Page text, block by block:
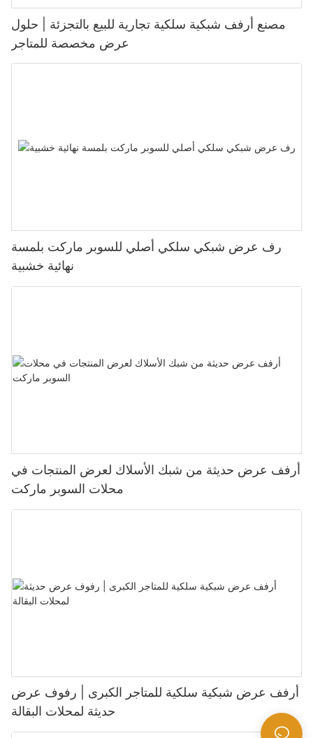
مصنع أرفف شبكية سلكية تجارية للبيع بالتجزئة | حلول
عرض مخصصة للمتاجر
رف عرض شبكي سلكي أصلي للسوبر ماركت بلمسة
نهائية خشبية
أرفف عرض حديثة من شبك الأسلاك لعرض المنتجات في
محلات السوبر ماركت
أرفف عرض شبكية سلكية للمتاجر الكبرى | رفوف عرض
حديثة لمحلات البقالة